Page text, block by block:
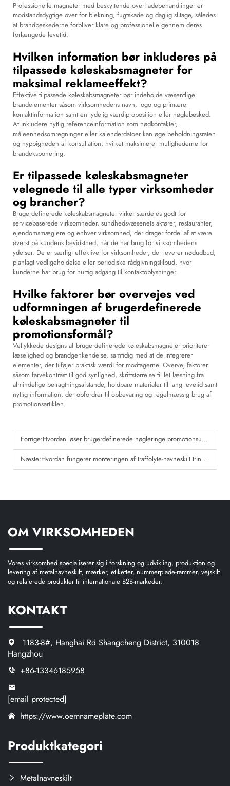
Professionelle magneter med beskyttende overfladebehandlinger er
modstandsdygtige over for blekning, fugtskade og daglig slitage, således
at brandbeskederne forbliver klare og professionelle gennem deres
forlængede levetid.
Hvilken information bør inkluderes på
tilpassede køleskabsmagneter for
maksimal reklameeffekt?
Effektive tilpassede køleskabsmagneter bør indeholde væsentlige
brandelementer såsom virksomhedens navn, logo og primære
kontaktinformation samt en tydelig værdiproposition eller nøglebesked.
At inkludere nyttig referenceinformation som nødkontakter,
måleenhedsomregninger eller kalenderdatoer kan øge beholdningsraten
og hyppigheden af konsultation, hvilket maksimerer mulighederne for
brandeksponering.
Er tilpassede køleskabsmagneter
velegnede til alle typer virksomheder
og brancher?
Brugerdefinerede køleskabsmagneter virker særdeles godt for
servicebaserede virksomheder, sundhedsvæsenets aktører, restauranter,
ejendomsmæglere og enhver virksomhed, der drager fordel af at være
øverst på kundens bevidsthed, når de har brug for virksomhedens
ydelser. De er særligt effektive for virksomheder, der leverer nødudbud,
planlagt vedligeholdelse eller periodiske rådgivningstilbud, hvor
kunderne har brug for hurtig adgang til kontaktoplysninger.
Hvilke faktorer bør overvejes ved
udformningen af brugerdefinerede
køleskabsmagneter til
promotionsformål?
Vellykkede designs af brugerdefinerede køleskabsmagneter prioriterer
læselighed og brandgenkendelse, samtidig med at de integrerer
elementer, der tilføjer praktisk værdi for modtagerne. Overvej faktorer
såsom farvekontrast til god synlighed, skriftstørrelse til let læsning fra
almindelige betragtningsafstande, holdbare materialer til lang levetid samt
nyttig information, der opfordrer til opbevaring og regelmæssig brug af
promotionsartiklen.
Forrige:Hvordan løser brugerdefinerede nøgleringe promotionsudfordringer?
Næste:Hvordan fungerer monteringen af traffolyte-navneskilt trin for trin?
OM VIRKSOMHEDEN
Vores virksomhed specialiserer sig i forskning og udvikling, produktion og
levering af metalnavneskilt, mærker, etiketter, nummerplade-rammer, vejskilt
og relaterede produkter til internationale B2B-markeder.
KONTAKT
1183-8#, Hanghai Rd Shangcheng District, 310018
Hangzhou
+86-13346185958
[email protected]
https://www.oemnameplate.com
Produktkategori
Metalnavneskilt